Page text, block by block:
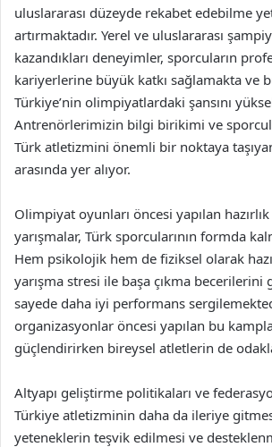
uluslararası düzeyde rekabet edebilme
artırmaktadır. Yerel ve uluslararası
kazandıkları deneyimler, sporcuların
kariyerlerine büyük katkı sağlamakta ve
Türkiye’nin olimpiyatlardaki şansını
Antrenörlerimizin bilgi birikimi ve
Türk atletizmini önemli bir noktaya
arasında yer alıyor.
Olimpiyat oyunları öncesi yapılan
yarışmalar, Türk sporcularının formda
Hem psikolojik hem de fiziksel olarak
yarışma stresi ile başa çıkma
sayede daha iyi performans
organizasyonlar öncesi yapılan bu
güçlendirirken bireysel atletlerin de
Altyapı geliştirme politikaları ve
Türkiye atletizminin daha da ileriye
yeteneklerin teşvik edilmesi ve